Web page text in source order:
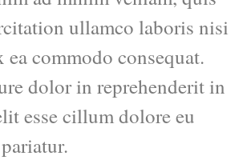
ullamco laboris nisi
commodo consequat.
dolor in reprehenderit in
esse cillum dolore eu